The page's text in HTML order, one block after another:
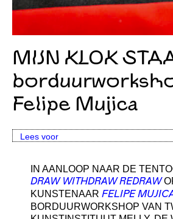
MIJN KLOK
Felipe Mujica
Lees voor
IN AANLOOP NAAR DE
DRAW WITHDRAW REDRAW
KUNSTENAAR FELIPE
BORDUURWORKSHOP VAN